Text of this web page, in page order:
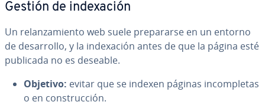
Gestión de in­de­xa­ción
Un re­la­n­za­mie­n­to web suele pre­pa­rar­se en un entorno
de de­sa­rro­llo, y la in­de­xa­ción antes de que la página esté
publicada no es deseable.
Objetivo: evitar que se indexen páginas in­co­m­ple­tas
o en co­n­s­tru­c­ción.